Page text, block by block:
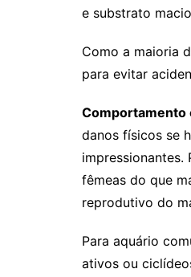
e substrato
Como a maioria
para evitar
Comportamento
danos físicos se
impressionantes.
fêmeas do que
reprodutivo do
Para aquário
ativos ou